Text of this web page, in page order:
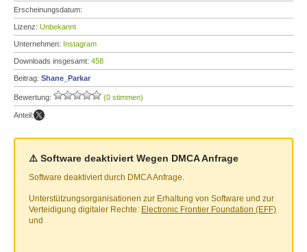
Erscheinungsdatum:
Lizenz: Unbekannt
Unternehmen: Instagram
Downloads insgesamt: 458
Beitrag: Shane_Parkar
Bewertung: (0 stimmen)
Anteil:
⚠️ Software deaktiviert Wegen DMCA Anfrage
Software deaktiviert durch DMCA Anfrage.
Unterstützungsorganisationen zur Erhaltung von Software und zur
Verteidigung digitaler Rechte: Electronic Frontier Foundation (EFF)
und